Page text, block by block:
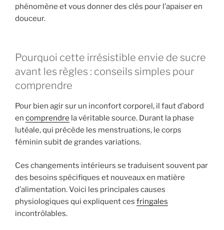
phénomène et vous donner des clés pour l’apaiser en
douceur.
Pourquoi cette irrésistible envie de sucre
avant les règles : conseils simples pour
comprendre
Pour bien agir sur un inconfort corporel, il faut d’abord
en comprendre la véritable source. Durant la phase
lutéale, qui précède les menstruations, le corps
féminin subit de grandes variations.
Ces changements intérieurs se traduisent souvent par
des besoins spécifiques et nouveaux en matière
d’alimentation. Voici les principales causes
physiologiques qui expliquent ces fringales
incontrôlables.